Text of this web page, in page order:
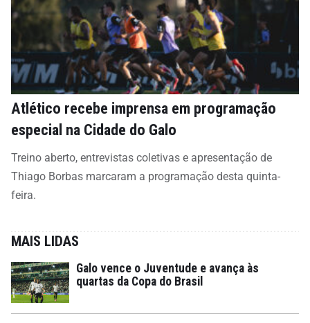
Atlético recebe imprensa em programação
especial na Cidade do Galo
Treino aberto, entrevistas coletivas e apresentação de
Thiago Borbas marcaram a programação desta quinta-
feira.
MAIS LIDAS
Galo vence o Juventude e avança às
quartas da Copa do Brasil